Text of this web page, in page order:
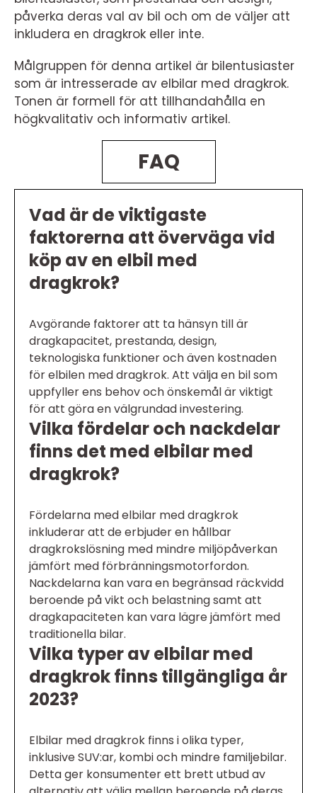
påverka deras val av bil och om de väljer att
inkludera en dragkrok eller inte.
Målgruppen för denna artikel är bilentusiaster
som är intresserade av elbilar med dragkrok.
Tonen är formell för att tillhandahålla en
högkvalitativ och informativ artikel.
FAQ
Vad är de viktigaste
faktorerna att överväga vid
köp av en elbil med
dragkrok?
Avgörande faktorer att ta hänsyn till är
dragkapacitet, prestanda, design,
teknologiska funktioner och även kostnaden
för elbilen med dragkrok. Att välja en bil som
uppfyller ens behov och önskemål är viktigt
för att göra en välgrundad investering.
Vilka fördelar och nackdelar
finns det med elbilar med
dragkrok?
Fördelarna med elbilar med dragkrok
inkluderar att de erbjuder en hållbar
dragkrokslösning med mindre miljöpåverkan
jämfört med förbränningsmotorfordon.
Nackdelarna kan vara en begränsad räckvidd
beroende på vikt och belastning samt att
dragkapaciteten kan vara lägre jämfört med
traditionella bilar.
Vilka typer av elbilar med
dragkrok finns tillgängliga år
2023?
Elbilar med dragkrok finns i olika typer,
inklusive SUV:ar, kombi och mindre familjebilar.
Detta ger konsumenter ett brett utbud av